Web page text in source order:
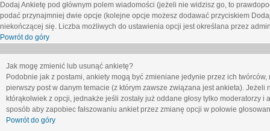
Dodaj Ankietę pod głównym polem wiadomości (jeżeli nie widzisz go, to
podać przynajmniej dwie opcje (kolejne opcje możesz dodawać przyciskiem
niekończącej się. Liczba możliwych do ustawienia opcji jest określana przez
Powrót do góry
Jak mogę zmienić lub usunąć ankietę?
Podobnie jak z postami, ankiety mogą być zmieniane jedynie przez ich
pierwszy post w danym temacie (z którym zawsze związana jest ankieta).
którąkolwiek z opcji, jednakże jeśli zostały już oddane głosy tylko
sposób aby zapobiec fałszowaniu ankiet przez zmianę opcji w połowie
Powrót do góry